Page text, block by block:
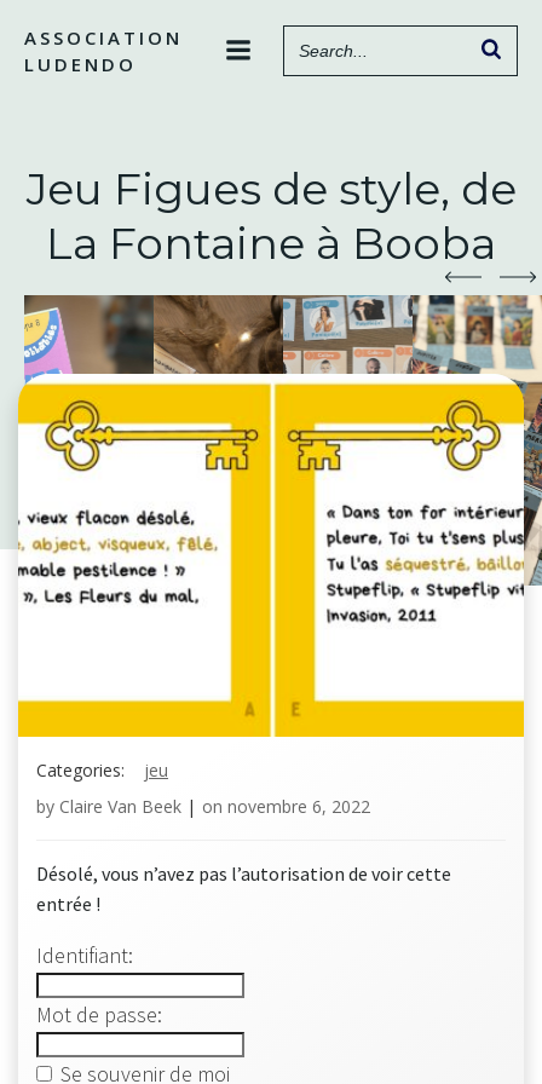
contenu
ASSOCIATION
LUDENDO
Jeu Figues de style, de
La Fontaine à Booba
Categories:
jeu
by Claire Van Beek | on novembre 6, 2022
Désolé, vous n’avez pas l’autorisation de voir cette
entrée !
Identifiant:
Mot de passe:
Se souvenir de moi